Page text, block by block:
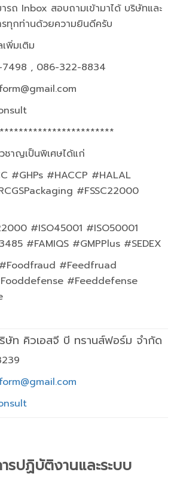
รถ Inbox สอบถามเข้ามาได้ บริษัทและ
ทุกท่านด้วยความยินดีครับ
พิ่มเติม
, 086-322-8834
ชาญเป็นพิเศษได้แก่
#GHPs #HACCP #HALAL
#FSSC22000
#ISO45001 #ISO50001
#FAMIQS #GMPPlus #SEDEX
#Feedfruad
#Feeddefense
ษัท คิวเอสจี บี ทรานส์ฟอร์ม จำกัด
ปฏิบัติงานและระบบ